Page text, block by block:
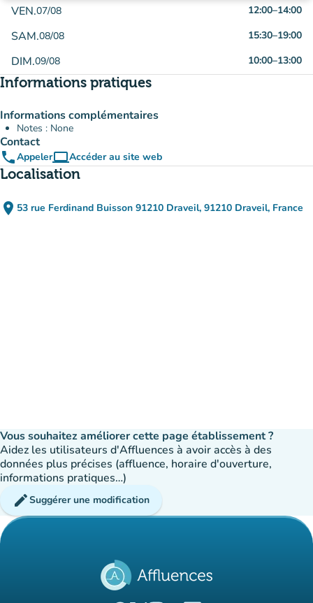
VEN.07/08 12:00–14:00
SAM.08/08 15:30–19:00
DIM.09/08 10:00–13:00
Informations pratiques
Informations complémentaires
Notes : None
Contact
phoneAppelercomputerAccéder au site web
(nouvel onglet)
Localisation
place 53 rue Ferdinand Buisson 91210 Draveil, 91210 Draveil, France
(ouvrir dans Google Maps)
(nouvel onglet)
Vous souhaitez améliorer cette page établissement ?
Aidez les utilisateurs d'Affluences à avoir accès à des
données plus précises (affluence, horaire d'ouverture,
informations pratiques…)
editSuggérer une modification